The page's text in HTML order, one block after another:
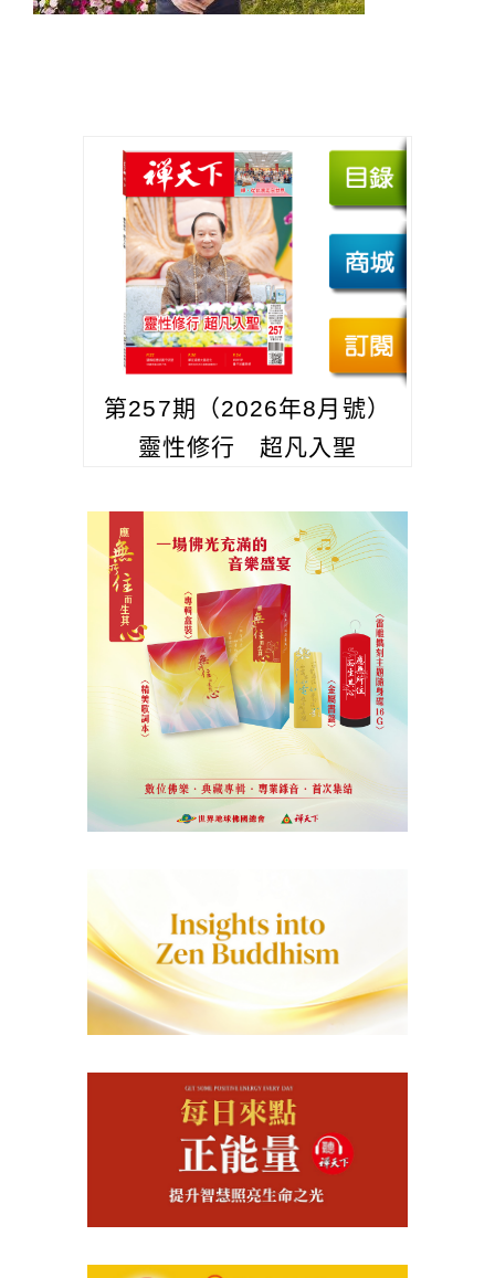
第257期（2026年8月號）
靈性修行 超凡入聖